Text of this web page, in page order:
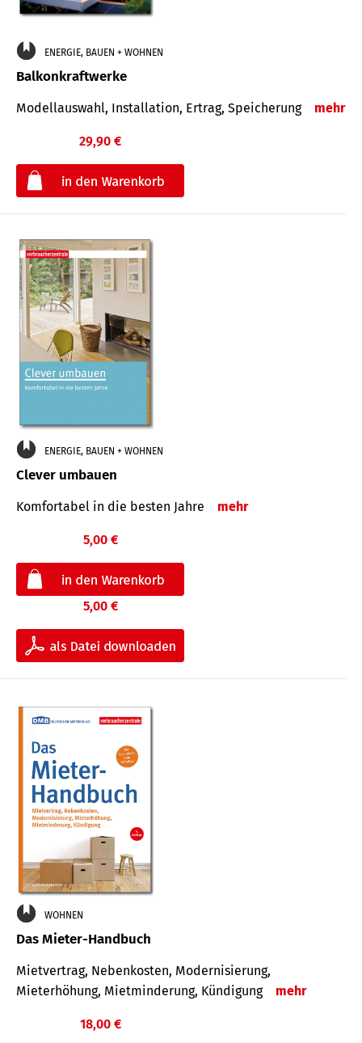
ENERGIE, BAUEN + WOHNEN
Balkonkraftwerke
Modellauswahl, Installation, Ertrag, Speicherung mehr
29,90 €
ENERGIE, BAUEN + WOHNEN
Clever umbauen
Komfortabel in die besten Jahre mehr
5,00 €
5,00 €
WOHNEN
Das Mieter-Handbuch
Mietvertrag, Nebenkosten, Modernisierung,
Mieterhöhung, Mietminderung, Kündigung
mehr
18,00 €